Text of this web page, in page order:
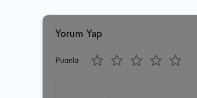
Yorum Yap
Puanla